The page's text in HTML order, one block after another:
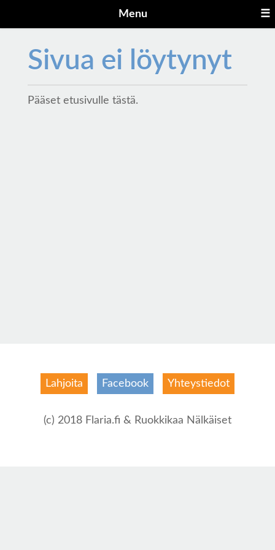
Menu ☰
Sivua ei löytynyt
Pääset etusivulle tästä.
Lahjoita Facebook Yhteystiedot
(c) 2018 Flaria.fi & Ruokkikaa Nälkäiset